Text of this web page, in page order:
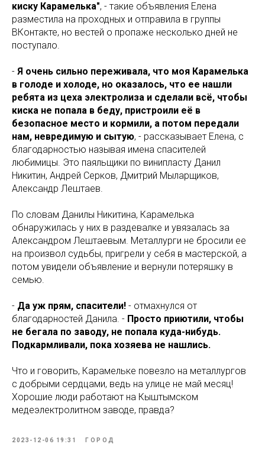
киску Карамелька", - такие объявления Елена
разместила на проходных и отправила в группы
ВКонтакте, но вестей о пропаже несколько дней не
поступало.
- Я очень сильно переживала, что моя Карамелька
в голоде и холоде, но оказалось, что ее нашли
ребята из цеха электролиза и сделали всё, чтобы
киска не попала в беду, пристроили её в
безопасное место и кормили, а потом передали
нам, невредимую и сытую, - рассказывает Елена, с
благодарностью называя имена спасителей
любимицы. Это паяльщики по винипласту Данил
Никитин, Андрей Серков, Дмитрий Мыларщиков,
Александр Лештаев.
По словам Данилы Никитина, Карамелька
обнаружилась у них в раздевалке и увязалась за
Александром Лештаевым. Металлурги не бросили ее
на произвол судьбы, пригрели у себя в мастерской, а
потом увидели объявление и вернули потеряшку в
семью.
- Да уж прям, спасители! - отмахнулся от
благодарностей Данила. - Просто приютили, чтобы
не бегала по заводу, не попала куда-нибудь.
Подкармливали, пока хозяева не нашлись.
Что и говорить, Карамельке повезло на металлургов
с добрыми сердцами, ведь на улице не май месяц!
Хорошие люди работают на Кыштымском
медеэлектролитном заводе, правда?
2023-12-06 19:31 ГОРОД